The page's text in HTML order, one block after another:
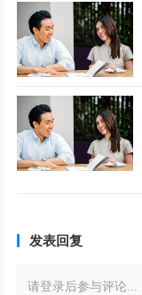
发表回复
请登录后参与评论...